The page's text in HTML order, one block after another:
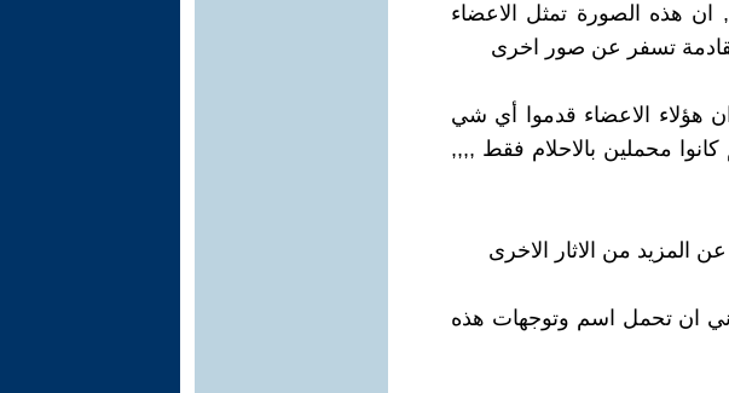
ان هذه الصورة تمثل الاعضاء
تسفر عن صور اخرى
هؤلاء الاعضاء قدموا أي شي
كانوا محملين بالاحلام فقط ,,,,
ان تحمل اسم وتوجهات هذه